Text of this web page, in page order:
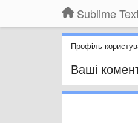
Sublime
Профіль
Ваші